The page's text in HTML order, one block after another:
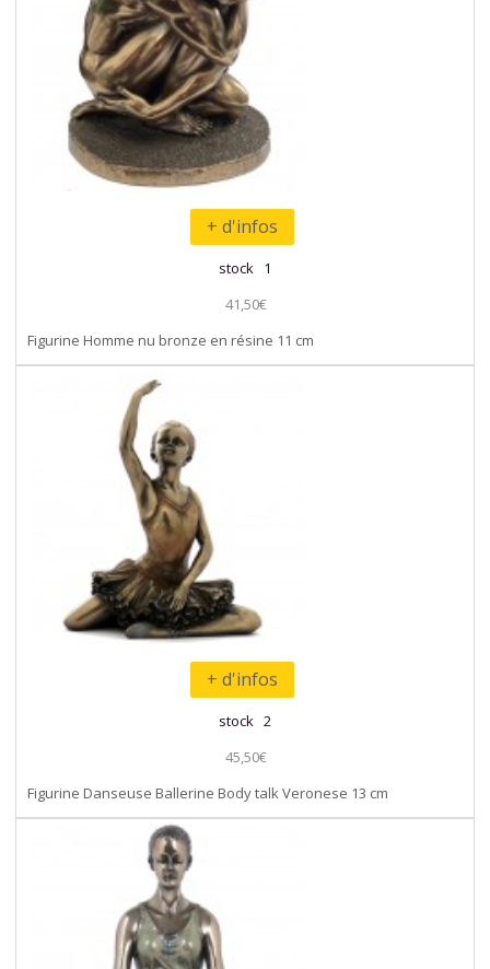
+ d'infos
stock 1
41,50€
Figurine Homme nu bronze en résine 11 cm
+ d'infos
stock 2
45,50€
Figurine Danseuse Ballerine Body talk Veronese 13 cm